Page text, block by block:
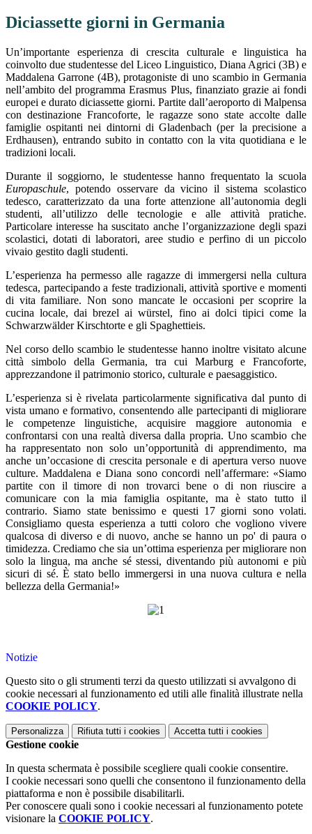
Diciassette giorni in Germania
Un’importante esperienza di crescita culturale e linguistica ha
coinvolto due studentesse del Liceo Linguistico, Diana Agrici (3B) e
Maddalena Garrone (4B), protagoniste di uno scambio in Germania
nell’ambito del programma Erasmus Plus, finanziato grazie ai fondi
europei e durato diciassette giorni. Partite dall’aeroporto di Malpensa
con destinazione Francoforte, le ragazze sono state accolte dalle
famiglie ospitanti nei dintorni di Gladenbach (per la precisione a
Erdhausen), entrando subito in contatto con la vita quotidiana e le
tradizioni locali.
Durante il soggiorno, le studentesse hanno frequentato la scuola
Europaschule, potendo osservare da vicino il sistema scolastico
tedesco, caratterizzato da una forte attenzione all’autonomia degli
studenti, all’utilizzo delle tecnologie e alle attività pratiche.
Particolare interesse ha suscitato anche l’organizzazione degli spazi
scolastici, dotati di laboratori, aree studio e perfino di un piccolo
vivaio gestito dagli studenti.
L’esperienza ha permesso alle ragazze di immergersi nella cultura
tedesca, partecipando a feste tradizionali, attività sportive e momenti
di vita familiare. Non sono mancate le occasioni per scoprire la
cucina locale, dai brezel ai würstel, fino ai dolci tipici come la
Schwarzwälder Kirschtorte e gli Spaghettieis.
Nel corso dello scambio le studentesse hanno inoltre visitato alcune
città simbolo della Germania, tra cui Marburg e Francoforte,
apprezzandone il patrimonio storico, culturale e paesaggistico.
L’esperienza si è rivelata particolarmente significativa dal punto di
vista umano e formativo, consentendo alle partecipanti di migliorare
le competenze linguistiche, acquisire maggiore autonomia e
confrontarsi con una realtà diversa dalla propria. Uno scambio che
ha rappresentato non solo un’opportunità di apprendimento, ma
anche un’occasione di crescita personale e di apertura verso nuove
culture. Maddalena e Diana sono concordi nell’affermare: «Siamo
partite con il timore di non trovarci bene o di non riuscire a
comunicare con la mia famiglia ospitante, ma è stato tutto il
contrario. Siamo state benissimo e questi 17 giorni sono volati.
Consigliamo questa esperienza a tutti coloro che vogliono vivere
qualcosa di diverso e di nuovo, anche se hanno un po' di paura o
timidezza. Crediamo che sia un’ottima esperienza per migliorare non
solo la lingua, ma anche sé stessi, diventando più autonomi e più
sicuri di sé. È stato bello immergersi in una nuova cultura e nella
bellezza della Germania!»
Notizie
Questo sito o gli strumenti terzi da questo utilizzati si avvalgono di
cookie necessari al funzionamento ed utili alle finalità illustrate nella
COOKIE POLICY.
Personalizza Rifiuta tutti i cookies Accetta tutti i cookies
Gestione cookie
In questa schermata è possibile scegliere quali cookie consentire.
I cookie necessari sono quelli che consentono il funzionamento della
piattaforma e non è possibile disabilitarli.
Per conoscere quali sono i cookie necessari al funzionamento potete
visionare la COOKIE POLICY.